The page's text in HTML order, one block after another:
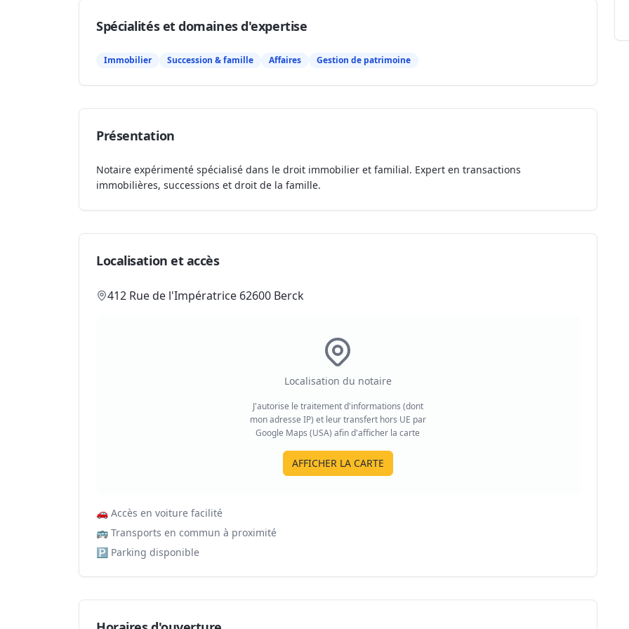
Spécialités et domaines d'expertise
Immobilier Succession & famille Affaires Gestion de patrimoine
Présentation
Notaire expérimenté spécialisé dans le droit immobilier et familial. Expert en transactions
immobilières, successions et droit de la famille.
Localisation et accès
412 Rue de l'Impératrice 62600 Berck
Localisation du notaire
J'autorise le traitement d'informations (dont
mon adresse IP) et leur transfert hors UE par
Google Maps (USA) afin d'afficher la carte
AFFICHER LA CARTE
🚗 Accès en voiture facilité
🚌 Transports en commun à proximité
🅿️ Parking disponible